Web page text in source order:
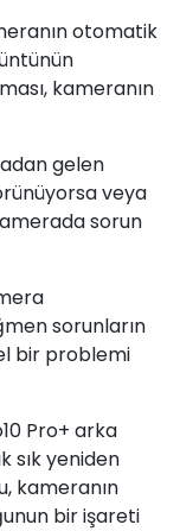
otomatik
kameranın
gelen
veya
sorun
sorunların
bir problemi
Pro+ arka
sık yeniden
kameranın
bir işareti